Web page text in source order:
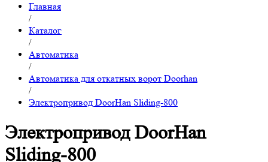
Главная
/
Каталог
/
Автоматика
/
Автоматика для откатных ворот Doorhan
/
Электропривод DoorHan Sliding-800
Электропривод DoorHan
Sliding-800